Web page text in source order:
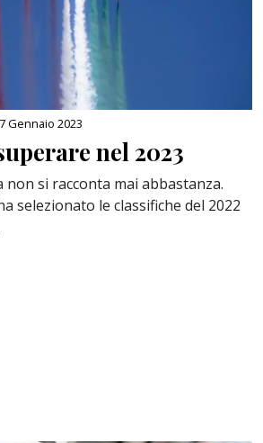
Gennaio 2023
nel 2023
non si racconta mai abbastanza.
selezionato le classifiche del 2022